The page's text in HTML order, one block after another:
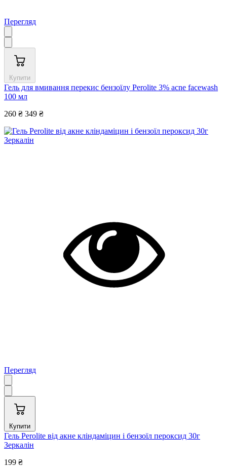
Перегляд
Купити
Гель для вмивання перекис бензоїлу Perolite 3% acne facewash
100 мл
260 ₴ 349 ₴
Перегляд
Купити
Гель Perolite від акне кліндаміцин і бензоїл пероксид 30г
Зеркалін
199 ₴